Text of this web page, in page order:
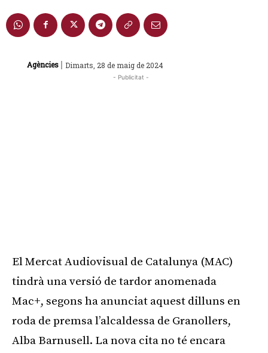
Agències | Dimarts, 28 de maig de 2024
- Publicitat -
El Mercat Audiovisual de Catalunya (MAC)
tindrà una versió de tardor anomenada
Mac+, segons ha anunciat aquest dilluns en
roda de premsa l’alcaldessa de Granollers,
Alba Barnusell. La nova cita no té encara